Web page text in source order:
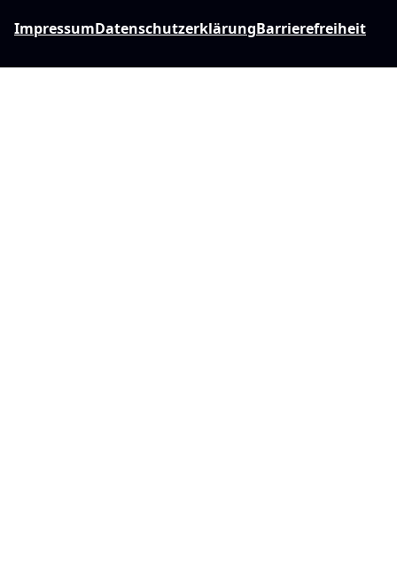
ImpressumDatenschutzerklärungBarrierefreiheit